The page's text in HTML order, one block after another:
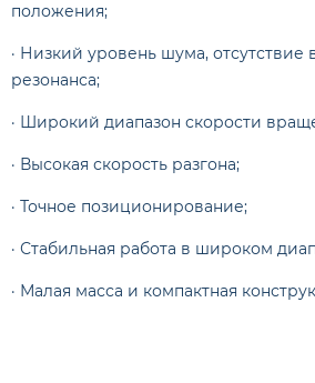
положения;
· Низкий уровень шума, отсутствие
резонанса;
· Широкий диапазон скорости
· Высокая скорость разгона;
· Точное позиционирование;
· Стабильная работа в широком
· Малая масса и компактная